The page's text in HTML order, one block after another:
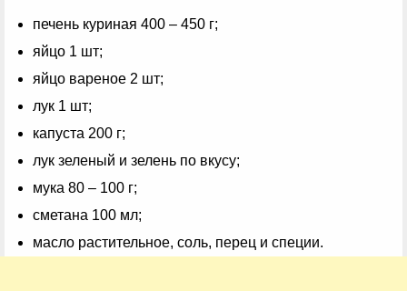
печень куриная 400 – 450 г;
яйцо 1 шт;
яйцо вареное 2 шт;
лук 1 шт;
капуста 200 г;
лук зеленый и зелень по вкусу;
мука 80 – 100 г;
сметана 100 мл;
масло растительное, соль, перец и специи.